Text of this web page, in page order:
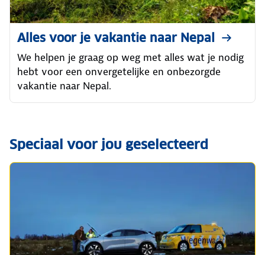
Alles voor je vakantie naar Nepal
We helpen je graag op weg met alles wat je nodig
hebt voor een onvergetelijke en onbezorgde
vakantie naar Nepal.
Speciaal voor jou geselecteerd